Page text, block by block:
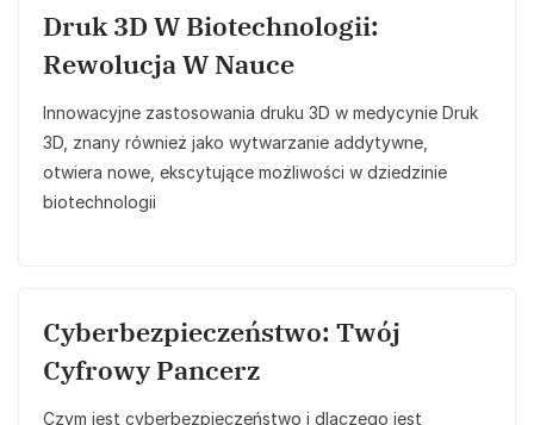
Druk 3D W Biotechnologii:
Rewolucja W Nauce
Innowacyjne zastosowania druku 3D w medycynie Druk
3D, znany również jako wytwarzanie addytywne,
otwiera nowe, ekscytujące możliwości w dziedzinie
biotechnologii
Cyberbezpieczeństwo: Twój
Cyfrowy Pancerz
Czym jest cyberbezpieczeństwo i dlaczego jest